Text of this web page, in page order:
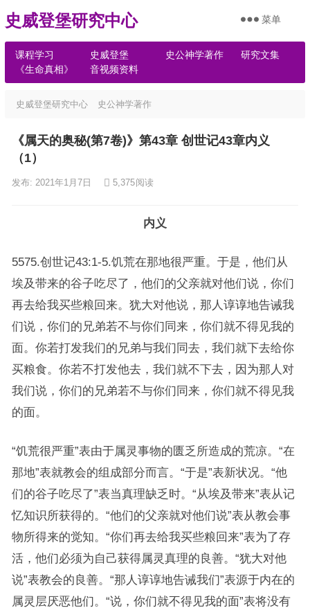
史威登堡研究中心
课程学习 史威登堡 史公神学著作
研究文集
《生命真相》
音视频资料
菜单
史威登堡研究中心 史公神学著作
《属天的奥秘(第7卷)》第43章 创世记43章内义
（1）
发布: 2021年1月7日 5,375阅读
内义
5575.创世记43:1-5.饥荒在那地很严重。于是，他们从
埃及带来的谷子吃尽了，他们的父亲就对他们说，你们
再去给我买些粮回来。犹大对他说，那人谆谆地告诫我
们说，你们的兄弟若不与你们同来，你们就不得见我的
面。你若打发我们的兄弟与我们同去，我们就下去给你
买粮食。你若不打发他去，我们就不下去，因为那人对
我们说，你们的兄弟若不与你们同来，你们就不得见我
的面。
“饥荒很严重”表由于属灵事物的匮乏所造成的荒凉。“在
那地”表就教会的组成部分而言。“于是”表新状况。“他
们的谷子吃尽了”表当真理缺乏时。“从埃及带来”表从记
忆知识所获得的。“他们的父亲就对他们说”表从教会事
物所得来的觉知。“你们再去给我买些粮回来”表为了存
活，他们必须为自己获得属灵真理的良善。“犹大对他
说”表教会的良善。“那人谆谆地告诫我们”表源于内在的
属灵层厌恶他们。“说，你们就不得见我的面”表将没有